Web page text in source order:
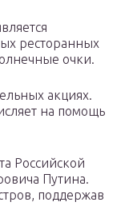
ресторанных
очки.
акциях.
на помощь
Российской
Путина.
поддержав